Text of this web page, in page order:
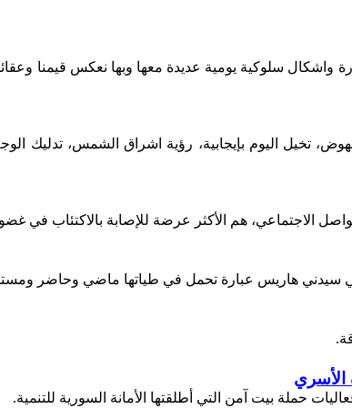
سلوكية يومية عديدة معها وبها نعكس قيمنا
تخيل اليوم بإيجابية، رؤية اشراق الشمس،
الاجتماعي، هم الأكثر عرضة للإصابة بالاكتئاب في غضون 6
سيدني هاريس عبارة تحمل في طياتها ماضي وحاضر
الأسري